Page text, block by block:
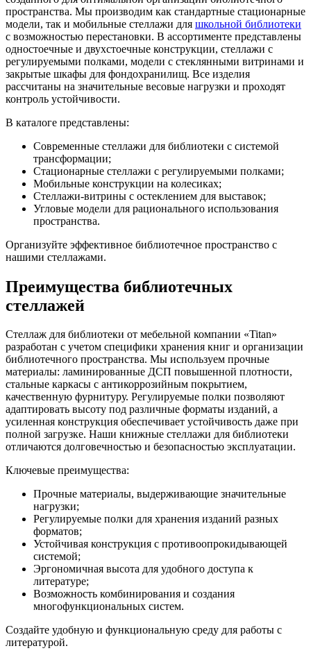
пространства. Мы производим как стандартные стационарные
модели, так и мобильные стеллажи для школьной библиотеки
с возможностью перестановки. В ассортименте представлены
одностоечные и двухстоечные конструкции, стеллажи с
регулируемыми полками, модели с стеклянными витринами и
закрытые шкафы для фондохранилищ. Все изделия
рассчитаны на значительные весовые нагрузки и проходят
контроль устойчивости.
В каталоге представлены:
Современные стеллажи для библиотеки с системой
трансформации;
Стационарные стеллажи с регулируемыми полками;
Мобильные конструкции на колесиках;
Стеллажи-витрины с остеклением для выставок;
Угловые модели для рационального использования
пространства.
Организуйте эффективное библиотечное пространство с
нашими стеллажами.
Преимущества библиотечных
стеллажей
Стеллаж для библиотеки от мебельной компании «Titan»
разработан с учетом специфики хранения книг и организации
библиотечного пространства. Мы используем прочные
материалы: ламинированные ДСП повышенной плотности,
стальные каркасы с антикоррозийным покрытием,
качественную фурнитуру. Регулируемые полки позволяют
адаптировать высоту под различные форматы изданий, а
усиленная конструкция обеспечивает устойчивость даже при
полной загрузке. Наши книжные стеллажи для библиотеки
отличаются долговечностью и безопасностью эксплуатации.
Ключевые преимущества:
Прочные материалы, выдерживающие значительные
нагрузки;
Регулируемые полки для хранения изданий разных
форматов;
Устойчивая конструкция с противоопрокидывающей
системой;
Эргономичная высота для удобного доступа к
литературе;
Возможность комбинирования и создания
многофункциональных систем.
Создайте удобную и функциональную среду для работы с
литературой.